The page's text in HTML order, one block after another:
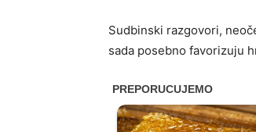
Sudbinski razgovori,
sada posebno favorizuju